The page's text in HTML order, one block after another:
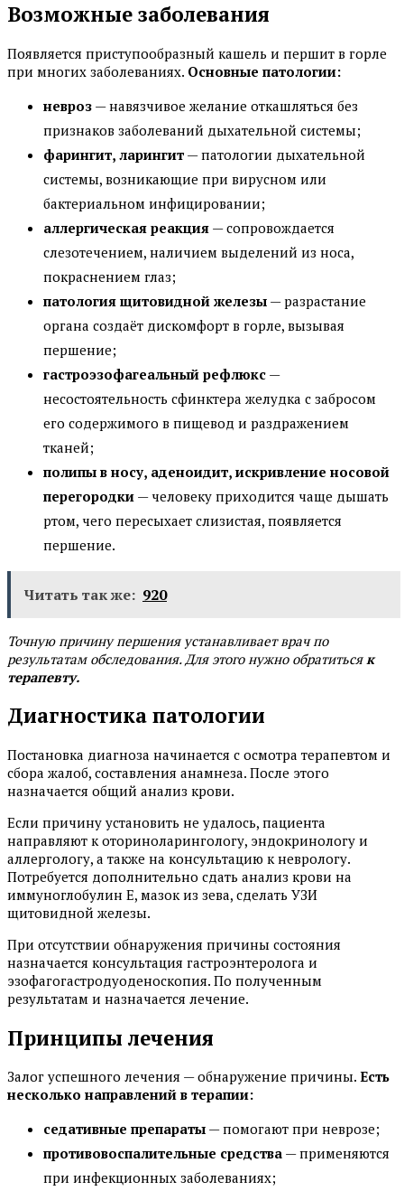
Возможные заболевания
Появляется приступообразный кашель и першит в горле
при многих заболеваниях. Основные патологии:
невроз — навязчивое желание откашляться без
признаков заболеваний дыхательной системы;
фарингит, ларингит — патологии дыхательной
системы, возникающие при вирусном или
бактериальном инфицировании;
аллергическая реакция — сопровождается
слезотечением, наличием выделений из носа,
покраснением глаз;
патология щитовидной железы — разрастание
органа создаёт дискомфорт в горле, вызывая
першение;
гастроэзофагеальный рефлюкс —
несостоятельность сфинктера желудка с забросом
его содержимого в пищевод и раздражением
тканей;
полипы в носу, аденоидит, искривление носовой
перегородки — человеку приходится чаще дышать
ртом, чего пересыхает слизистая, появляется
першение.
Читать так же: 920
Точную причину першения устанавливает врач по
результатам обследования. Для этого нужно обратиться к
терапевту.
Диагностика патологии
Постановка диагноза начинается с осмотра терапевтом и
сбора жалоб, составления анамнеза. После этого
назначается общий анализ крови.
Если причину установить не удалось, пациента
направляют к оториноларингологу, эндокринологу и
аллергологу, а также на консультацию к неврологу.
Потребуется дополнительно сдать анализ крови на
иммуноглобулин Е, мазок из зева, сделать УЗИ
щитовидной железы.
При отсутствии обнаружения причины состояния
назначается консультация гастроэнтеролога и
эзофагогастродуоденоскопия. По полученным
результатам и назначается лечение.
Принципы лечения
Залог успешного лечения — обнаружение причины. Есть
несколько направлений в терапии:
седативные препараты — помогают при неврозе;
противовоспалительные средства — применяются
при инфекционных заболеваниях;